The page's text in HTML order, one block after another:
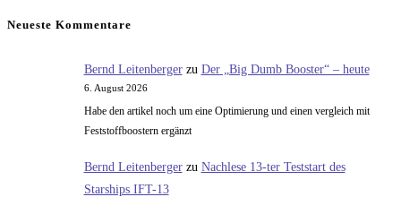
Neueste Kommentare
Bernd Leitenbergerzu Der „Big Dumb Booster“ – heute
6. August 2026
Habe den artikel noch um eine Optimierung und einen vergleich mit
Feststoffboostern ergänzt
Bernd Leitenbergerzu Nachlese 13-ter Teststart des
Starships IFT-13